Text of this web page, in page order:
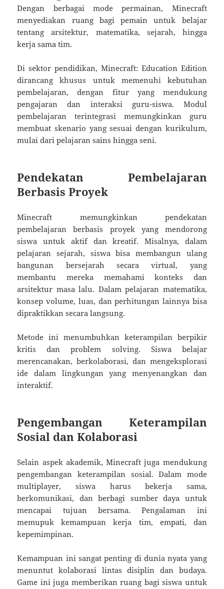
Dengan berbagai mode permainan, Minecraft
menyediakan ruang bagi pemain untuk belajar
tentang arsitektur, matematika, sejarah, hingga
kerja sama tim.
Di sektor pendidikan, Minecraft: Education Edition
dirancang khusus untuk memenuhi kebutuhan
pembelajaran, dengan fitur yang mendukung
pengajaran dan interaksi guru-siswa. Modul
pembelajaran terintegrasi memungkinkan guru
membuat skenario yang sesuai dengan kurikulum,
mulai dari pelajaran sains hingga seni.
Pendekatan Pembelajaran
Berbasis Proyek
Minecraft memungkinkan pendekatan
pembelajaran berbasis proyek yang mendorong
siswa untuk aktif dan kreatif. Misalnya, dalam
pelajaran sejarah, siswa bisa membangun ulang
bangunan bersejarah secara virtual, yang
membantu mereka memahami konteks dan
arsitektur masa lalu. Dalam pelajaran matematika,
konsep volume, luas, dan perhitungan lainnya bisa
dipraktikkan secara langsung.
Metode ini menumbuhkan keterampilan berpikir
kritis dan problem solving. Siswa belajar
merencanakan, berkolaborasi, dan mengeksplorasi
ide dalam lingkungan yang menyenangkan dan
interaktif.
Pengembangan Keterampilan
Sosial dan Kolaborasi
Selain aspek akademik, Minecraft juga mendukung
pengembangan keterampilan sosial. Dalam mode
multiplayer, siswa harus bekerja sama,
berkomunikasi, dan berbagi sumber daya untuk
mencapai tujuan bersama. Pengalaman ini
memupuk kemampuan kerja tim, empati, dan
kepemimpinan.
Kemampuan ini sangat penting di dunia nyata yang
menuntut kolaborasi lintas disiplin dan budaya.
Game ini juga memberikan ruang bagi siswa untuk